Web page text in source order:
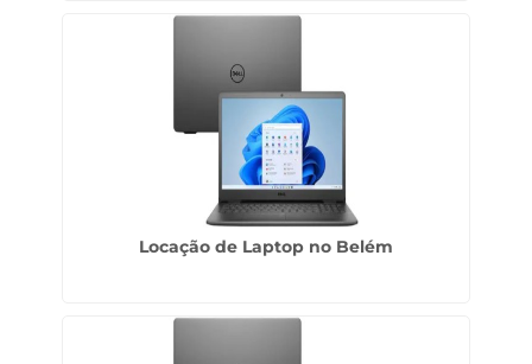
Locação de Laptop no Belém